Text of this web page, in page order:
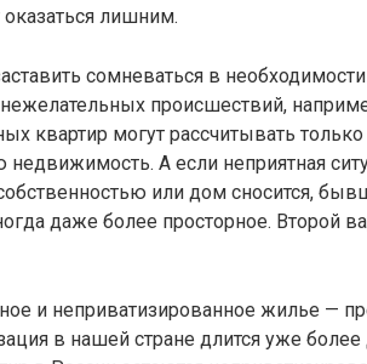
лишним.
сомневаться в необходимости
происшествий,
квартир могут рассчитывать
недвижимость. А если неприятная
или дом сносится,
даже более просторное. Второй
и неприватизированное жилье —
в нашей стране длится уже